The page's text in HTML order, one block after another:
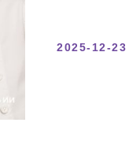
2025-12-